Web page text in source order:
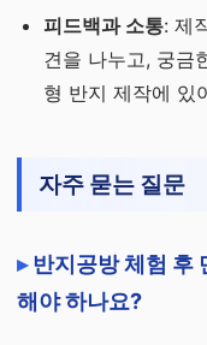
피드백과 소통: 제
견을 나누고, 궁금
형 반지 제작에 있
자주 묻는 질문
반지공방 체험 후
해야 하나요?